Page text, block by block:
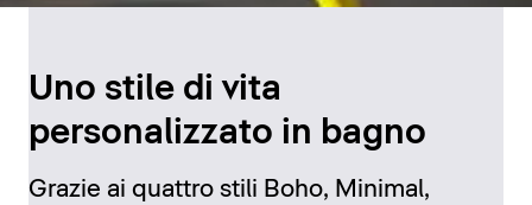
Uno stile di vita
personalizzato in bagno
Grazie ai quattro stili Boho, Minimal,